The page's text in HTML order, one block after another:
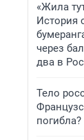
«Жила
История
через
два в
Тело
погибла?